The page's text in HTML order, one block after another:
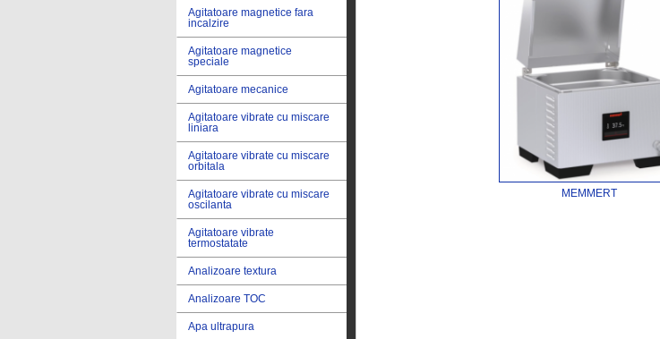
Agitatoare magnetice fara
incalzire
Agitatoare magnetice
speciale
Agitatoare mecanice
Agitatoare vibrate cu miscare
liniara
Agitatoare vibrate cu miscare
orbitala
Agitatoare vibrate cu miscare
oscilanta
Agitatoare vibrate
termostatate
Analizoare textura
Analizoare TOC
Apa ultrapura
MEMMERT